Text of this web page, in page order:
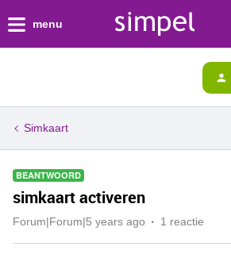
menu
Simkaart
BEANTWOORD
simkaart activeren
Forum|Forum|5 years ago 1 reactie